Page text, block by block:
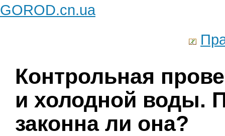
GOROD.cn.ua
Контрольная
и холодной воды.
законна ли она?